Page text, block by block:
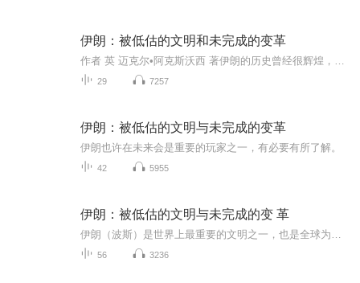
伊朗：被低估的文明和未完成的变革
29 7257
伊朗：被低估的文明与未完成的变革
伊朗也许在未来会是重要的玩家之一，有必要有所了解。
42 5955
伊朗：被低估的文明与未完成的变 革
56 3236